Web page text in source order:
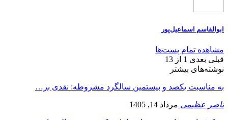
ابوالقاسم اسماعیل‌پور
مشاهده تمام پست‌ها
قبلی بعدی 1 از 13
نوشته‌های بیشتر
به مناسبت یکصد و بیستمین سالگرد مشروطه: نقدی بر…
ناصر عظیمی مرداد 14, 1405